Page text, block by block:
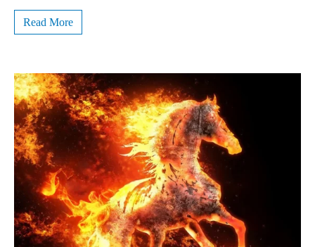
Read More